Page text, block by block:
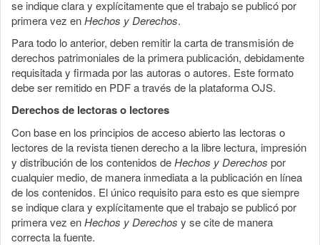
se indique clara y explícitamente que el trabajo se publicó por
primera vez enHechos y Derechos.
Para todo lo anterior, deben remitir la carta de transmisión de
derechos patrimoniales de la primera publicación, debidamente
requisitada y firmada por las autoras o autores. Este formato
debe ser remitido en PDF a través de la plataforma OJS.
Derechos de lectoras o lectores
Con base en los principios de acceso abierto las lectoras o
lectores de la revista tienen derecho a la libre lectura, impresión
y distribución de los contenidos deHechos y Derechos por
cualquier medio, de manera inmediata a la publicación en línea
de los contenidos. El único requisito para esto es que siempre
se indique clara y explícitamente que el trabajo se publicó por
primera vez enHechos y Derechos y se cite de manera
correcta la fuente.